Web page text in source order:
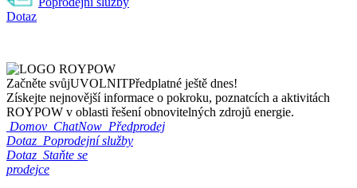
Dotaz
Začněte svůjUVOLNITPředplatné ještě dnes!
Získejte nejnovější informace o pokroku, poznatcích a aktivitách
ROYPOW v oblasti řešení obnovitelných zdrojů energie.
Domov ChatNow Předprodej
Dotaz Poprodejní služby
Dotaz Staňte se
prodejce